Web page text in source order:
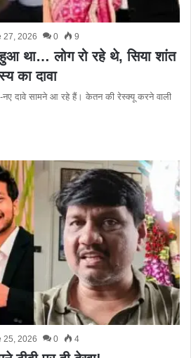
27, 2026 0 9
था… लोग रो रहे थे, सिया शांत
का दावा
दावे सामने आ रहे हैं। केतन की रेस्क्यू करने वाली
25, 2026 0 4